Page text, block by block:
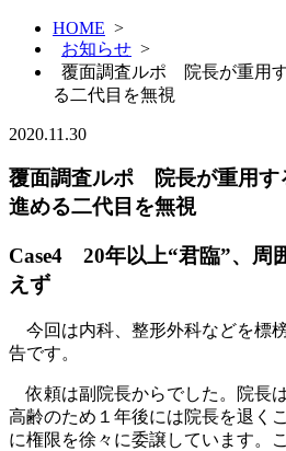
HOME >
お知らせ >
覆面調査ルポ 院長が重用
る二代目を無視
2020.11.30
覆面調査ルポ 院長が重用す
進める二代目を無視
Case4 20年以上“君臨”、周
えず
今回は内科、整形外科などを標
告です。
依頼は副院長からでした。院長
高齢のため１年後には院長を退く
に権限を徐々に委譲しています。